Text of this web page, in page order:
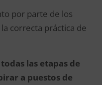
por parte de los
correcta práctica de
las etapas de
a puestos de